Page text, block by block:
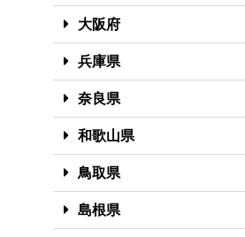
大阪府
兵庫県
奈良県
和歌山県
鳥取県
島根県